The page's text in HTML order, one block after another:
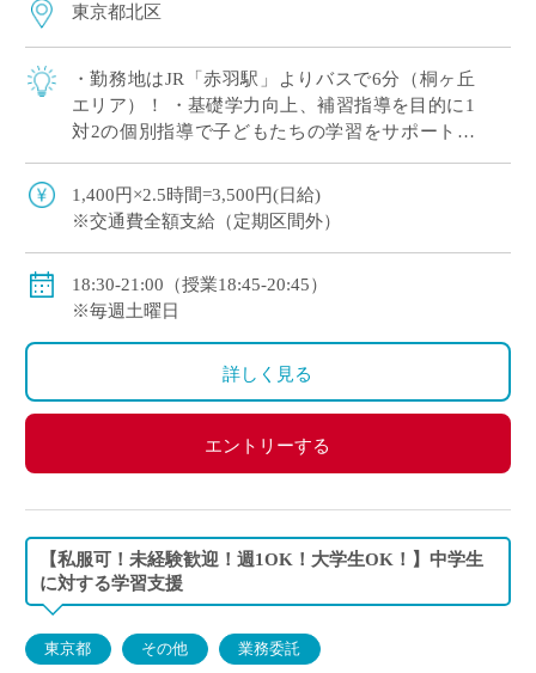
東京都北区
・勤務地はJR「赤羽駅」よりバスで6分（桐ヶ丘
エリア）！ ・基礎学力向上、補習指導を目的に1
対2の個別指導で子どもたちの学習をサポート！
の中で得意な1教科からの指導でOK！
1,400円×2.5時間=3,500円(日給)
※交通費全額支給（定期区間外）
18:30-21:00（授業18:45-20:45）
※毎週土曜日
詳しく見る
エントリーする
【私服可！未経験歓迎！週1OK！大学生OK！】中学生
に対する学習支援
東京都 その他 業務委託